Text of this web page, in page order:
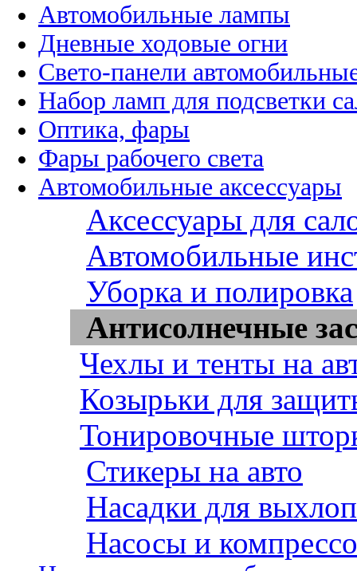
Автомобильные лампы
Дневные ходовые огни
Свето-панели
Набор ламп для подсветки
Оптика, фары
Фары рабочего света
Автомобильные аксессуары
Аксессуары для
Автомобильные
Уборка и полировка
Антисолнечные
Чехлы и тенты на
Козырьки для
Тонировочные
Стикеры на авто
Насадки для
Насосы и